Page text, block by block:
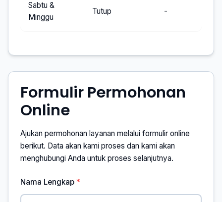
Sabtu &
Minggu
Tutup -
Formulir Permohonan
Online
Ajukan permohonan layanan melalui formulir online
berikut. Data akan kami proses dan kami akan
menghubungi Anda untuk proses selanjutnya.
Nama Lengkap